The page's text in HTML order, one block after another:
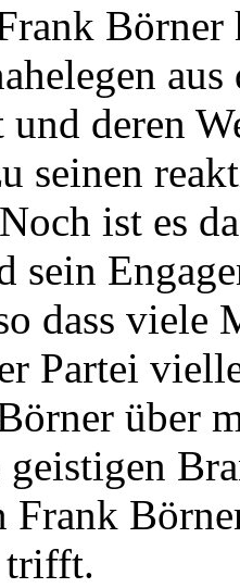
deren
seinen
ist es
sein
dass
Partei
über
Frank
trifft.